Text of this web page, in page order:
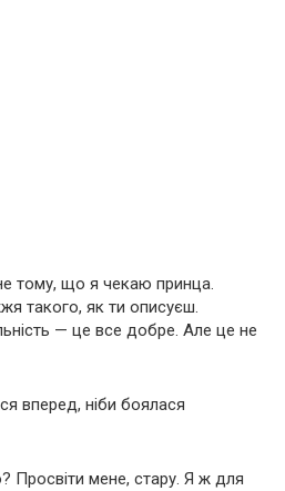
тому, що я чекаю принца.
такого, як ти описуєш.
— це все добре. Але це не
вперед, ніби боялася
мене, стару. Я ж для